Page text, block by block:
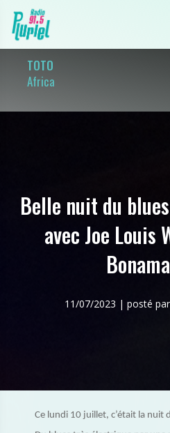
TOTO
Africa
Belle nuit du
avec Joe Louis
11/07/2023 | posté par
Ce lundi 10 juillet, c’était la nuit